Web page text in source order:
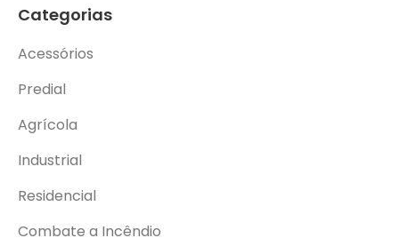
Categorias
Acessórios
Predial
Agrícola
Industrial
Residencial
Combate a Incêndio